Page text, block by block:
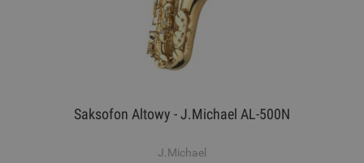
Saksofon Altowy - J.Michael AL-500N
J.Michael